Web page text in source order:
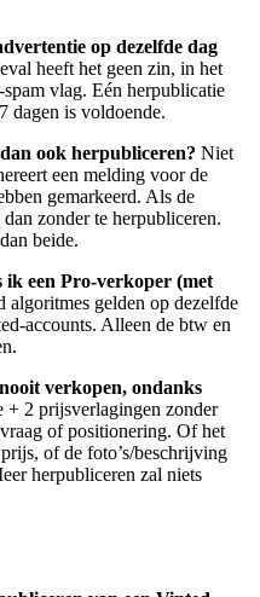
op dezelfde dag
heeft het geen zin, in het
vlag. Eén herpublicatie
dagen is voldoende.
ook herpubliceren? Niet
een melding voor de
gemarkeerd. Als de
zonder te herpubliceren.
beide.
een Pro-verkoper (met
algoritmes gelden op dezelfde
accounts. Alleen de btw en
verkopen, ondanks
+ 2 prijsverlagingen zonder
of positionering. Of het
of de foto’s/beschrijving
herpubliceren zal niets